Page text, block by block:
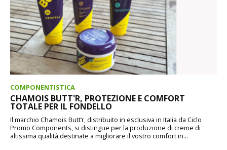
COMPONENTISTICA
CHAMOIS BUTT'R, PROTEZIONE E COMFORT
TOTALE PER IL FONDELLO
Il marchio Chamois Butt’r, distribuito in esclusiva in Italia da Ciclo
Promo Components, si distingue per la produzione di creme di
altissima qualità destinate a migliorare il vostro comfort in...